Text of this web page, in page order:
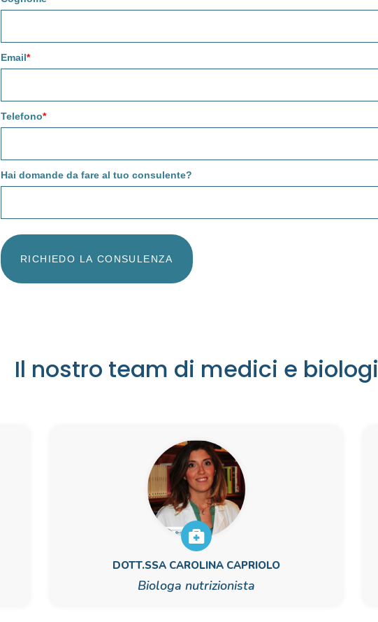
Email*
Telefono*
Hai domande da fare al tuo consulente?
RICHIEDO LA CONSULENZA
Il nostro team di medici e biologi
DOTT.SSA CAROLINA CAPRIOLO
Biologa nutrizionista